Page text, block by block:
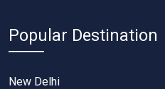
Popular Destination
New Delhi